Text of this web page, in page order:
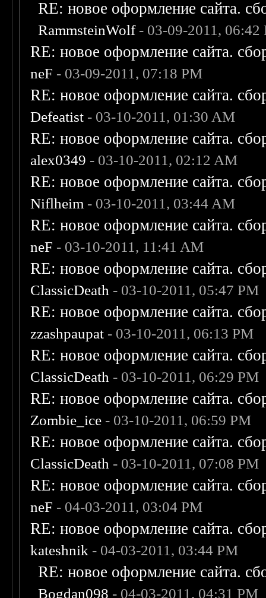
RE: новое оформление сайта.
RammsteinWolf- 03-09-2011, 06:42
RE: новое оформление сайта.
neF - 03-09-2011, 07:18 PM
RE: новое оформление сайта.
Defeatist - 03-10-2011, 01:30 AM
RE: новое оформление сайта.
alex0349 - 03-10-2011, 02:12 AM
RE: новое оформление сайта.
Niflheim - 03-10-2011, 03:44 AM
RE: новое оформление сайта.
neF - 03-10-2011, 11:41 AM
RE: новое оформление сайта.
ClassicDeath - 03-10-2011, 05:47 PM
RE: новое оформление сайта.
zzashpaupat - 03-10-2011, 06:13 PM
RE: новое оформление сайта.
ClassicDeath - 03-10-2011, 06:29 PM
RE: новое оформление сайта.
Zombie_ice - 03-10-2011, 06:59 PM
RE: новое оформление сайта.
ClassicDeath - 03-10-2011, 07:08 PM
RE: новое оформление сайта.
neF - 04-03-2011, 03:04 PM
RE: новое оформление сайта.
kateshnik - 04-03-2011, 03:44 PM
RE: новое оформление сайта.
Bogdan098 - 04-03-2011, 04:31 PM